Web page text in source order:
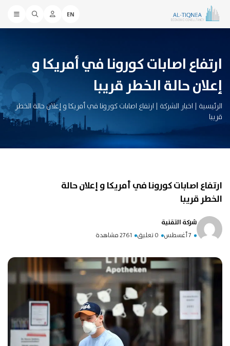
EN
ارتفاع اصابات كورونا في أمريكا و
إعلان حالة الخطر قريبا
الرئيسية | اخبار الشركة | ارتفاع اصابات كورونا في أمريكا و إعلان حالة الخطر
قريبا
ارتفاع اصابات كورونا في أمريكا و إعلان حالة
الخطر قريبا
شركة التقنية
7 أغسطس 0 تعليق 2761 مشاهدة